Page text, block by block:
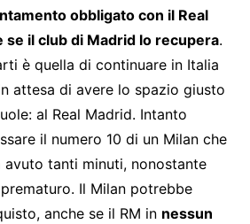
obbligato con il Real
se il club di Madrid lo recupera.
è quella di continuare in Italia
attesa di avere lo spazio giusto
al Real Madrid. Intanto
il numero 10 di un Milan che
avuto tanti minuti, nonostante
Il Milan potrebbe
anche se il RM in nessun